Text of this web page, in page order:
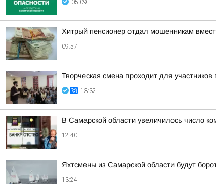
05:09
Хитрый пенсионер отдал мошенникам
09:57
Творческая смена проходит для
13:32
В Самарской области увеличилось число
12:40
Яхтсмены из Самарской области будут
13:24